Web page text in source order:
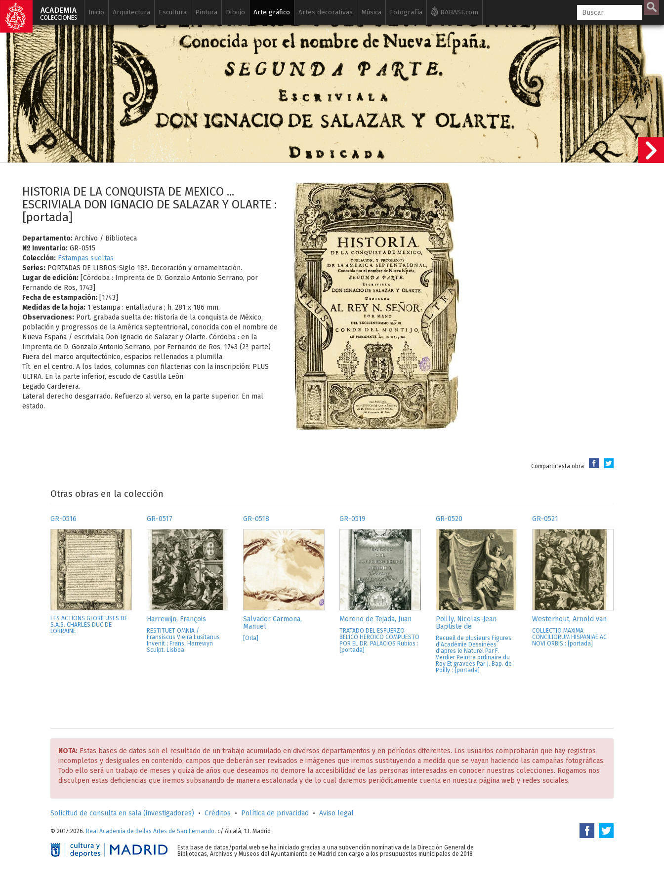
Inicio Arquitectura Escultura Pintura Dibujo Arte gráfico Artes decorativas Música Fotografía RABASF.com
HISTORIA DE LA CONQUISTA DE MEXICO ...
ESCRIVIALA DON IGNACIO DE SALAZAR Y OLARTE :
[portada]
Departamento: Archivo / Biblioteca
Nº Inventario: GR-0515
Colección: Estampas sueltas
Series: PORTADAS DE LIBROS-Siglo 18º. Decoración y ornamentación.
Lugar de edición: [Córdoba : Imprenta de D. Gonzalo Antonio Serrano, por
Fernando de Ros, 1743]
Fecha de estampación: [1743]
Medidas de la hoja: 1 estampa : entalladura ; h. 281 x 186 mm.
Observaciones: Port. grabada suelta de: Historia de la conquista de México,
población y progressos de la América septentrional, conocida con el nombre de
Nueva España / escriviala Don Ignacio de Salazar y Olarte. Córdoba : en la
Imprenta de D. Gonzalo Antonio Serrano, por Fernando de Ros, 1743 (2ª parte)
Fuera del marco arquitectónico, espacios rellenados a plumilla.
Tít. en el centro. A los lados, columnas con filacterias con la inscripción: PLUS
ULTRA. En la parte inferior, escudo de Castilla León.
Legado Carderera.
Lateral derecho desgarrado. Refuerzo al verso, en la parte superior. En mal
estado.
Compartir esta obra
Otras obras en la colección
GR-0516
LES ACTIONS GLORIEUSES DE
S.A.S. CHARLES DUC DE
LORRAINE
GR-0517
Harrewijn, François
RESTITUET OMNIA /
Fransiscus Vieira Lusitanus
Invenit ; Frans. Harrewyn
Sculpt. Lisboa
GR-0518
Salvador Carmona,
Manuel
[Orla]
GR-0519
Moreno de Tejada, Juan
TRATADO DEL ESFUERZO
BELICO HEROICO COMPUESTO
POR EL DR. PALACIOS Rubios :
[portada]
GR-0520
Poilly, Nicolas-Jean
Baptiste de
Recueil de plusieurs Figures
d'Académie Dessinées
d'apres le Naturel Par F.
Verdier Peintre ordinaire du
Roy Et graveés Par J. Bap. de
Poilly : [portada]
GR-0521
Westerhout, Arnold van
COLLECTIO MAXIMA
CONCILIORUM HISPANIAE AC
NOVI ORBIS : [portada]
NOTA: Estas bases de datos son el resultado de un trabajo acumulado en diversos departamentos y en períodos diferentes. Los usuarios comprobarán que hay registros
incompletos y desiguales en contenido, campos que deberán ser revisados e imágenes que iremos sustituyendo a medida que se vayan haciendo las campañas fotográficas.
Todo ello será un trabajo de meses y quizá de años que deseamos no demore la accesibilidad de las personas interesadas en conocer nuestras colecciones. Rogamos nos
disculpen estas deficiencias que iremos subsanando de manera escalonada y de lo cual daremos periódicamente cuenta en nuestra página web y redes sociales.
Solicitud de consulta en sala (investigadores) • Créditos • Política de privacidad • Aviso legal
© 2017-2026. Real Academia de Bellas Artes de San Fernando. c/ Alcalá, 13. Madrid
Esta base de datos/portal web se ha iniciado gracias a una subvención nominativa de la Dirección General de
Bibliotecas, Archivos y Museos del Ayuntamiento de Madrid con cargo a los presupuestos municipales de 2018